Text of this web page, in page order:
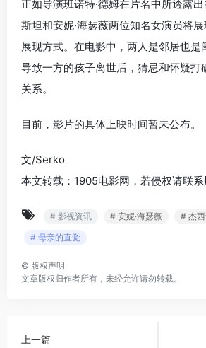
正如导演班诺特·德姆在片名中所透露
斯坦和安妮·海瑟薇两位知名女演员将
展现方式。在电影中，两人是邻居也是
导致一方的孩子离世后，猜忌和怀疑打
关系。
目前，影片的具体上映时间暂未公布。
文/Serko
本文转载：1905电影网，若侵权请联
# 影视资讯 # 安妮·海瑟薇
# 杰西
# 母亲的直觉
© 版权声明
文章版权归作者所有，未经允许请勿转载。
上一篇